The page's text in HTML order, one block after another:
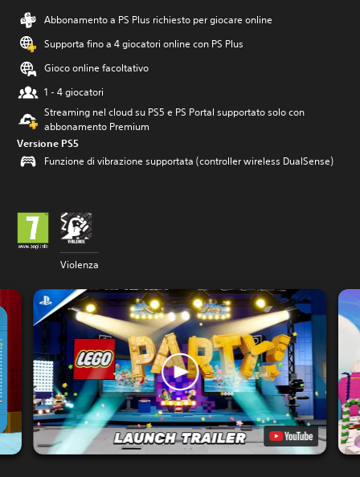
Abbonamento a PS Plus richiesto per giocare online
Supporta fino a 4 giocatori online con PS Plus
Gioco online facoltativo
1 - 4 giocatori
Streaming nel cloud su PS5 e PS Portal supportato solo con
abbonamento Premium
Versione PS5
Funzione di vibrazione supportata (controller wireless DualSense)
Violenza